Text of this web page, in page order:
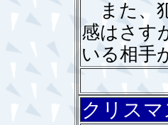
また、
感はさす
いる相手
クリス